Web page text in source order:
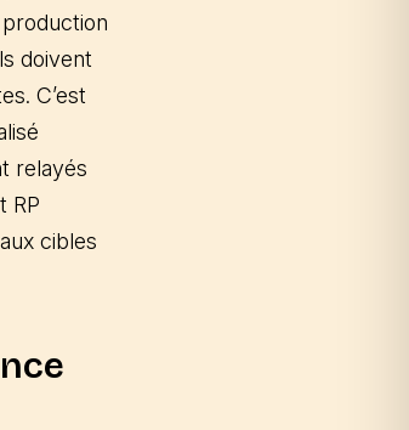
doivent
C’est
relayés
RP
cibles